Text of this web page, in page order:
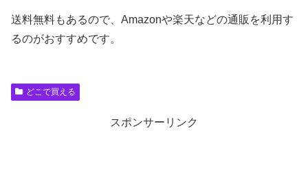
送料無料もあるので、Amazonや楽天などの通販を利用す
るのがおすすめです。
どこで買える
スポンサーリンク